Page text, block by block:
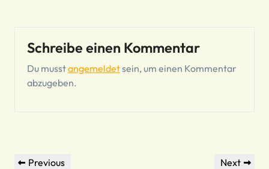
Schreibe einen Kommentar
Du musstangemeldetsein, um einen Kommentar
abzugeben.
Beitragsnavigation
Previous
Previous
Next
Next